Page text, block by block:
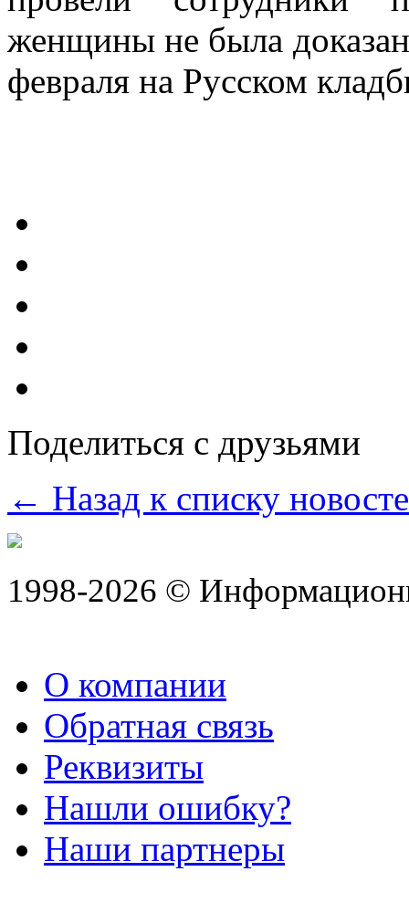
женщины не была
февраля на Русском
Поделиться с друзьями
← Назад к списку
1998-2026 ©
О компании
Обратная связь
Реквизиты
Нашли ошибку?
Наши партнеры